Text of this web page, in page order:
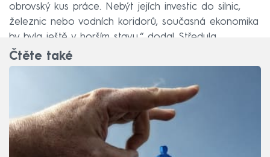
obrovský kus práce. Nebýt jejích investic do silnic,
železnic nebo vodních koridorů, současná ekonomika
by byla ještě v horším stavu,“ dodal Středula.
Čtěte také